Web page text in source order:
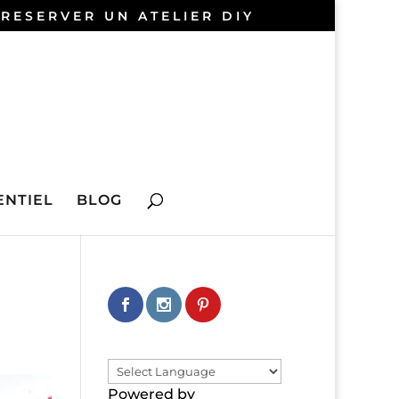
UN ATELIER DIY
BLOG
Powered by